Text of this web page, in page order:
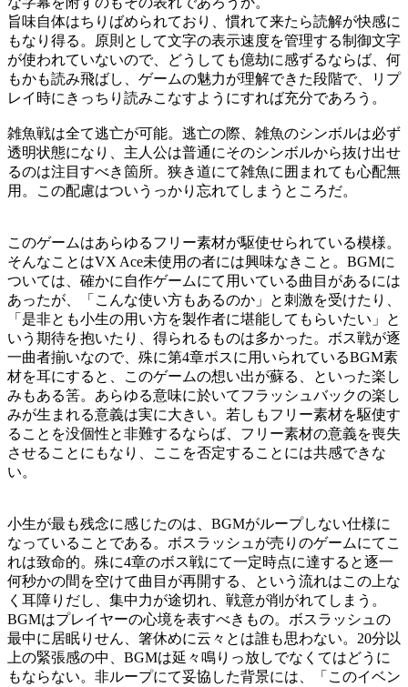
旨味自体はちりばめられており、慣れて来たら読解が快感に
もなり得る。原則として文字の表示速度を管理する制御文字
が使われていないので、どうしても億劫に感ずるならば、何
もかも読み飛ばし、ゲームの魅力が理解できた段階で、リプ
レイ時にきっちり読みこなすようにすれば充分であろう。
雑魚戦は全て逃亡が可能。逃亡の際、雑魚のシンボルは必ず
透明状態になり、主人公は普通にそのシンボルから抜け出せ
るのは注目すべき箇所。狭き道にて雑魚に囲まれても心配無
用。この配慮はついうっかり忘れてしまうところだ。
このゲームはあらゆるフリー素材が駆使せられている模様。
そんなことはVX Ace未使用の者には興味なきこと。BGMに
ついては、確かに自作ゲームにて用いている曲目があるには
あったが、「こんな使い方もあるのか」と刺激を受けたり、
「是非とも小生の用い方を製作者に堪能してもらいたい」と
いう期待を抱いたり、得られるものは多かった。ボス戦が逐
一曲者揃いなので、殊に第4章ボスに用いられているBGM素
材を耳にすると、このゲームの想い出が蘇る、といった楽し
みもある筈。あらゆる意味に於いてフラッシュバックの楽し
みが生まれる意義は実に大きい。若しもフリー素材を駆使す
ることを没個性と非難するならば、フリー素材の意義を喪失
させることにもなり、ここを否定することには共感できな
い。
小生が最も残念に感じたのは、BGMがループしない仕様に
なっていることである。ボスラッシュが売りのゲームにてこ
れは致命的。殊に4章のボス戦にて一定時点に達すると逐一
何秒かの間を空けて曲目が再開する、という流れはこの上な
く耳障りだし、集中力が途切れ、戦意が削がれてしまう。
BGMはプレイヤーの心境を表すべきもの。ボスラッシュの
最中に居眠りせん、箸休めに云々とは誰も思わない。20分以
上の緊張感の中、BGMは延々鳴りっ放しでなくてはどうに
もならない。非ループにて妥協した背景には、「このイベン